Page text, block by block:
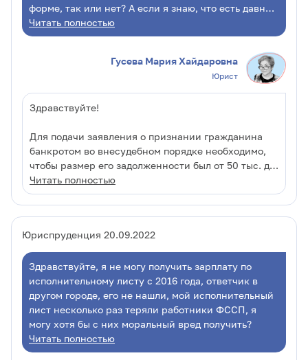
Если ее не выдают, то на 15-й день не выходите
на работу и пишите жалобу в государственную
инспекцию труда по месту Вашего жительства, к
жалобе прикладываете копию своего заявления,
копию чека, копию уведомления о вручении.
форме, так или нет? А если я знаю, что есть давний
небольшой долг, но не помню название компании,
как быть? Заранее Вас благодарю. Успехов!
Читать полностью
Гусева Мария Хайдаровна
Юрист
Здравствуйте!
Для подачи заявления о признании гражданина
банкротом во внесудебном порядке необходимо,
чтобы размер его задолженности был от 50 тыс. до
500 тыс. рублей и в отношении него было
окончено исполнительное производство в связи с
возвращением исполнительного документа
отсутствует имущество, на которое может быть
обращено взыскание, и все принятые судебным
приставом-исполнителем меры по отысканию его
имущества оказались безрезультатными, а также
не должно быть новых "действующих"
исполнительных производств (п. 1 ст. 223.2
Федерального закона от 26.10.2002 N 127-ФЗ "О
несостоятельности (банкротстве)" (далее – Закон о
банкротстве).
Читать полностью
Юриспруденция 20.09.2022
Здравствуйте, я не могу получить зарплату по
исполнительному листу с 2016 года, ответчик в
другом городе, его не нашли, мой исполнительный
лист несколько раз теряли работники ФССП, я
могу хотя бы с них моральный вред получить?
Читать полностью